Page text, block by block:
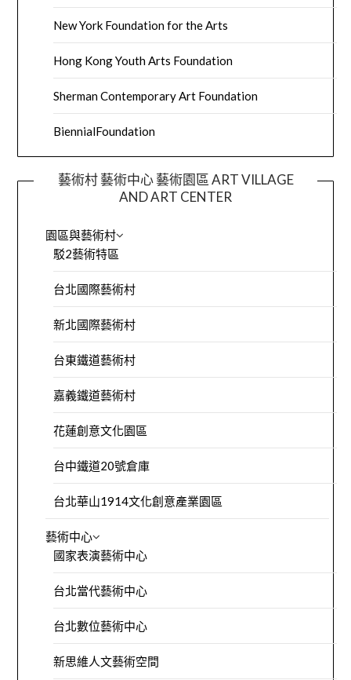
New York Foundation for the Arts
Hong Kong Youth Arts Foundation
Sherman Contemporary Art Foundation
BiennialFoundation
藝術村 藝術中心 藝術園區 ART VILLAGE
AND ART CENTER
園區與藝術村
駁2藝術特區
台北國際藝術村
新北國際藝術村
台東鐵道藝術村
嘉義鐵道藝術村
花蓮創意文化園區
台中鐵道20號倉庫
台北華山1914文化創意產業園區
藝術中心
國家表演藝術中心
台北當代藝術中心
台北數位藝術中心
新思維人文藝術空間